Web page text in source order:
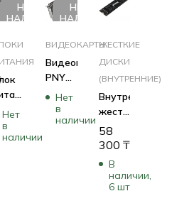
НЕТ В
НАЛИЧИИ
Нет
в
наличии
НЕТ В
НАЛИЧИИ
ВИДЕОКАРТЫ
Видеокарта
PNY
RTX
3070
8GB
Нет
в
наличии
ЖЕСТКИЕ
ДИСКИ
(ВНУТРЕННИЕ)
Внутренний
жесткий
диск
Kingston
Renegade
SFYRSK/1000G
58
300 ₸
В
наличии,
6 шт